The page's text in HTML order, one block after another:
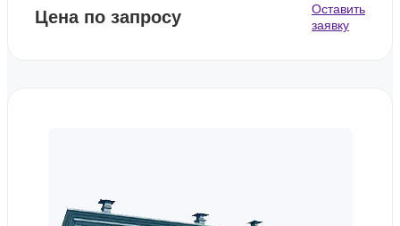
Цена по запросу
Оставить
заявку